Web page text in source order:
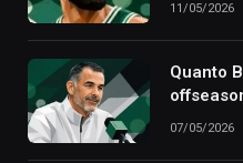
11/05/2026
Quanto
07/05/2026